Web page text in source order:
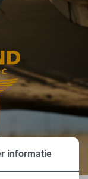
informatie